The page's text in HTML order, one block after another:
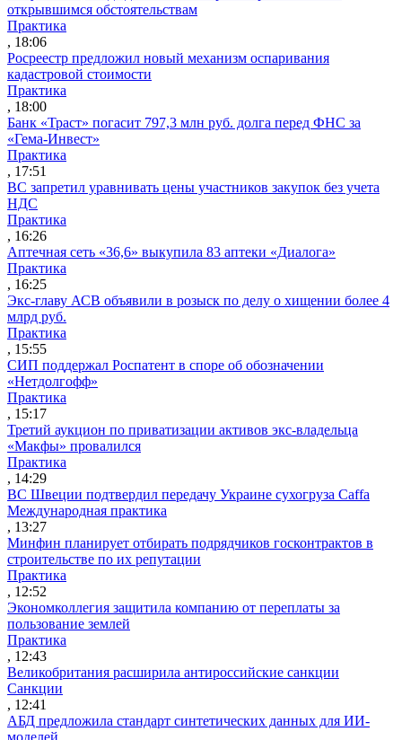
открывшимся обстоятельствам
Практика
, 18:06
Росреестр предложил новый механизм оспаривания
кадастровой стоимости
Практика
, 18:00
Банк «Траст» погасит 797,3 млн руб. долга перед ФНС за
«Гема-Инвест»
Практика
, 17:51
ВС запретил уравнивать цены участников закупок без учета
НДС
Практика
, 16:26
Аптечная сеть «36,6» выкупила 83 аптеки «Диалога»
Практика
, 16:25
Экс-главу АСВ объявили в розыск по делу о хищении более 4
млрд руб.
Практика
, 15:55
СИП поддержал Роспатент в споре об обозначении
«Нетдолгофф»
Практика
, 15:17
Третий аукцион по приватизации активов экс-владельца
«Макфы» провалился
Практика
, 14:29
ВС Швеции подтвердил передачу Украине сухогруза Caffa
Международная практика
, 13:27
Минфин планирует отбирать подрядчиков госконтрактов в
строительстве по их репутации
Практика
, 12:52
Экономколлегия защитила компанию от переплаты за
пользование землей
Практика
, 12:43
Великобритания расширила антироссийские санкции
Санкции
, 12:41
АБД предложила стандарт синтетических данных для ИИ-
моделей